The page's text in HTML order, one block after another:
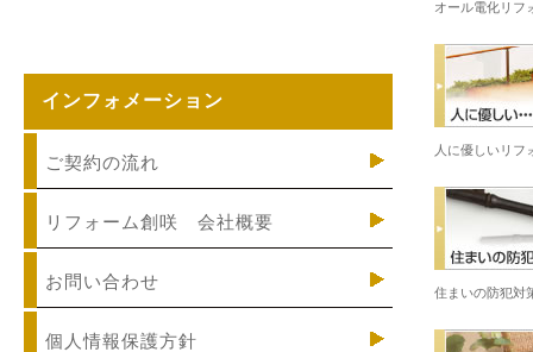
オール電化リフ
人に優しいリフ
住まいの防犯対
インフォメーション
ご契約の流れ
リフォーム創咲 会社概要
お問い合わせ
個人情報保護方針